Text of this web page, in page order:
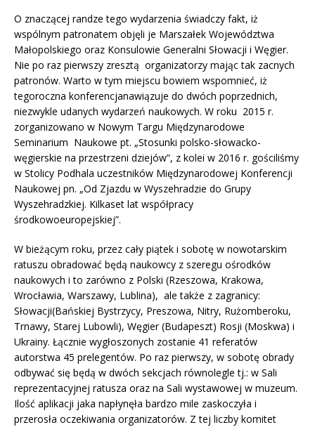
O znaczącej randze tego wydarzenia świadczy fakt, iż
wspólnym patronatem objęli je Marszałek Województwa
Małopolskiego oraz Konsulowie Generalni Słowacji i Węgier.
Nie po raz pierwszy zresztą organizatorzy mając tak zacnych
patronów. Warto w tym miejscu bowiem wspomnieć, iż
tegoroczna konferencjanawiązuje do dwóch poprzednich,
niezwykle udanych wydarzeń naukowych. W roku 2015 r.
zorganizowano w Nowym Targu Międzynarodowe
Seminarium Naukowe pt. „Stosunki polsko-słowacko-
węgierskie na przestrzeni dziejów”, z kolei w 2016 r. gościliśmy
w Stolicy Podhala uczestników Międzynarodowej Konferencji
Naukowej pn. „Od Zjazdu w Wyszehradzie do Grupy
Wyszehradzkiej. Kilkaset lat współpracy
środkowoeuropejskiej”.
W bieżącym roku, przez cały piątek i sobotę w nowotarskim
ratuszu obradować będą naukowcy z szeregu ośrodków
naukowych i to zarówno z Polski (Rzeszowa, Krakowa,
Wrocławia, Warszawy, Lublina), ale także z zagranicy:
Słowacji(Bańskiej Bystrzycy, Preszowa, Nitry, Rużomberoku,
Trnawy, Starej Lubowli), Węgier (Budapeszt) Rosji (Moskwa) i
Ukrainy. Łącznie wygłoszonych zostanie 41 referatów
autorstwa 45 prelegentów. Po raz pierwszy, w sobotę obrady
odbywać się będą w dwóch sekcjach równolegle tj.: w Sali
reprezentacyjnej ratusza oraz na Sali wystawowej w muzeum.
Ilość aplikacji jaka napłynęła bardzo mile zaskoczyła i
przerosła oczekiwania organizatorów. Z tej liczby komitet